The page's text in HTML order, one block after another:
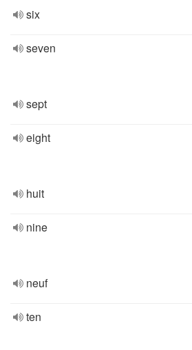
six
seven
sept
eight
huit
nine
neuf
ten